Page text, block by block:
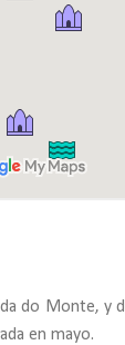
do Monte, y
en mayo.